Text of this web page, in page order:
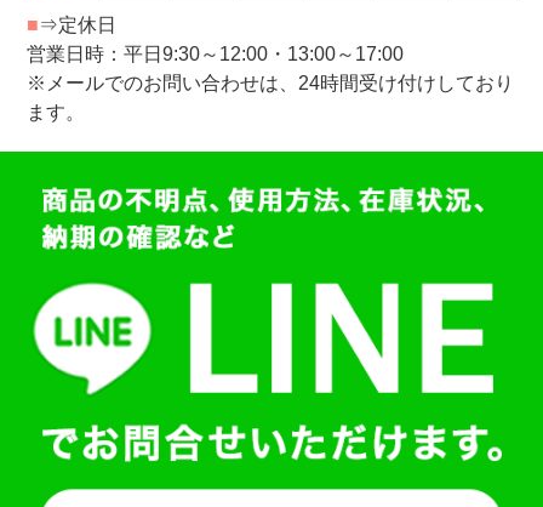
■⇒定休日
営業日時：平日9:30～12:00・13:00～17:00
※メールでのお問い合わせは、24時間受け付けしており
ます。